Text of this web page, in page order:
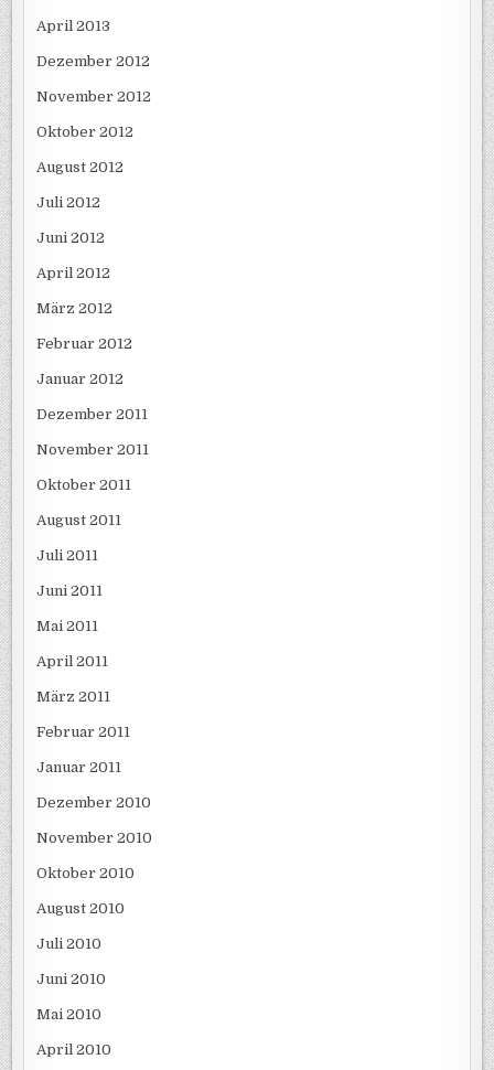
April 2013
Dezember 2012
November 2012
Oktober 2012
August 2012
Juli 2012
Juni 2012
April 2012
März 2012
Februar 2012
Januar 2012
Dezember 2011
November 2011
Oktober 2011
August 2011
Juli 2011
Juni 2011
Mai 2011
April 2011
März 2011
Februar 2011
Januar 2011
Dezember 2010
November 2010
Oktober 2010
August 2010
Juli 2010
Juni 2010
Mai 2010
April 2010